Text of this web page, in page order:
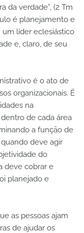
da verdade”, (2 Tm
é planejamento e
líder eclesiástico
e, claro, de seu
é o ato de
organizacionais. É
na
de cada área
a função de
deve agir
do
deve cobrar e
planejado e
as pessoas ajam
de ajudar os